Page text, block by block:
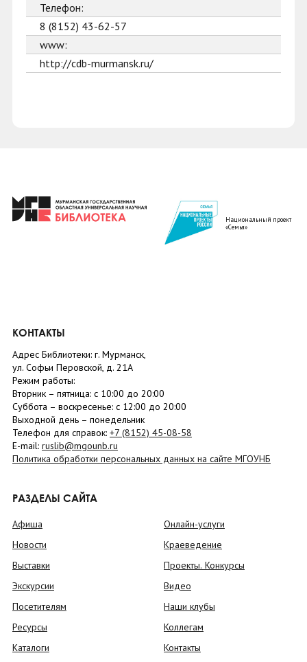
Телефон:
8 (8152) 43-62-57
www:
http://cdb-murmansk.ru/
Национальный проект
«Семья»
КОНТАКТЫ
Адрес Библиотеки: г. Мурманск,
ул. Софьи Перовской, д. 21А
Режим работы:
Вторник – пятница: с 10:00 до 20:00
Суббота – воскресенье: c 12:00 до 20:00
Выходной день – понедельник
Телефон для справок: +7 (8152) 45-08-58
E-mail: ruslib@mgounb.ru
Политика обработки персональных данных на сайте МГОУНБ
РАЗДЕЛЫ САЙТА
Афиша
Новости
Выставки
Экскурсии
Посетителям
Ресурсы
Каталоги
Онлайн-услуги
Краеведение
Проекты. Конкурсы
Видео
Наши клубы
Коллегам
Контакты